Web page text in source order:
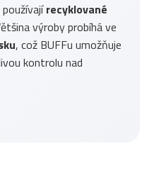
recyklované
výroby probíhá ve
, což BUFFu umožňuje
kontrolu nad